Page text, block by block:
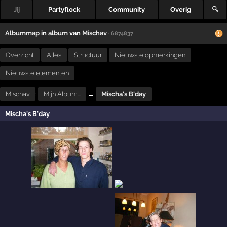
Jij Partyflock Community Overig 🔍
Albummap inalbum van Mischav · 6874837
Overzicht Alles Structuur Nieuwste opmerkingen
Nieuwste elementen
Mischav : Mijn Album... → Mischa's B'day
Mischa's B'day